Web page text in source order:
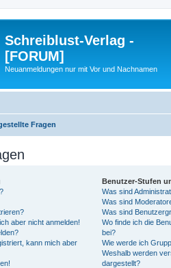
Schreiblust-Verlag -
[FORUM]
Neuanmeldungen nur mit Vor und Nachnamen
Fragen
aber nicht anmelden!
kann mich aber
Benutzer-Stufen
Was sind
Was sind
Was sind
Wo finde ich die
bei?
Wie werde ich
Weshalb werden
dargestellt?